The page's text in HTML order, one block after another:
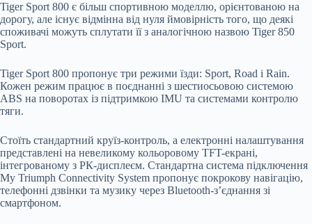
Tiger Sport 800 є більш спортивною моделлю, орієнтованою на
дорогу, але існує відмінна від нуля ймовірність того, що деякі
споживачі можуть сплутати її з аналогічною назвою Tiger 850
Sport.
Tiger Sport 800 пропонує три режими їзди: Sport, Road і Rain.
Кожен режим працює в поєднанні з шестиосьовою системою
ABS на поворотах із підтримкою IMU та системами контролю
тяги.
Стоїть стандартний круїз-контроль, а електронні налаштування
представлені на невеликому кольоровому TFT-екрані,
інтегрованому з РК-дисплеєм. Стандартна система підключення
My Triumph Connectivity System пропонує покрокову навігацію,
телефонні дзвінки та музику через Bluetooth-з’єднання зі
смартфоном.